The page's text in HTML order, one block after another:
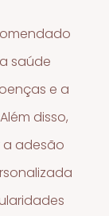
saúde
e a
disso,
adesão